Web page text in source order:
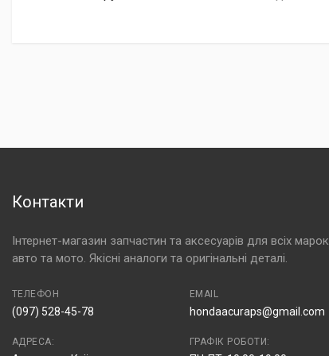
Контакти
Інтернет-магазин запчастин та аксесуарів для всіх марок
авто та мото. Якісні аналоги та оригінальні деталі.
ТЕЛЕФОН
(097) 528-45-78
EMAIL
hondaacuraps@gmail.com
АДРЕСА: ГРАФІК РОБОТИ: